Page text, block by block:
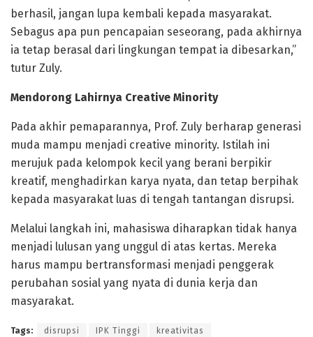
berhasil, jangan lupa kembali kepada masyarakat.
Sebagus apa pun pencapaian seseorang, pada akhirnya
ia tetap berasal dari lingkungan tempat ia dibesarkan,”
tutur Zuly.
Mendorong Lahirnya Creative Minority
Pada akhir pemaparannya, Prof. Zuly berharap generasi
muda mampu menjadi creative minority. Istilah ini
merujuk pada kelompok kecil yang berani berpikir
kreatif, menghadirkan karya nyata, dan tetap berpihak
kepada masyarakat luas di tengah tantangan disrupsi.
Melalui langkah ini, mahasiswa diharapkan tidak hanya
menjadi lulusan yang unggul di atas kertas. Mereka
harus mampu bertransformasi menjadi penggerak
perubahan sosial yang nyata di dunia kerja dan
masyarakat.
Tags: disrupsi IPK Tinggi kreativitas